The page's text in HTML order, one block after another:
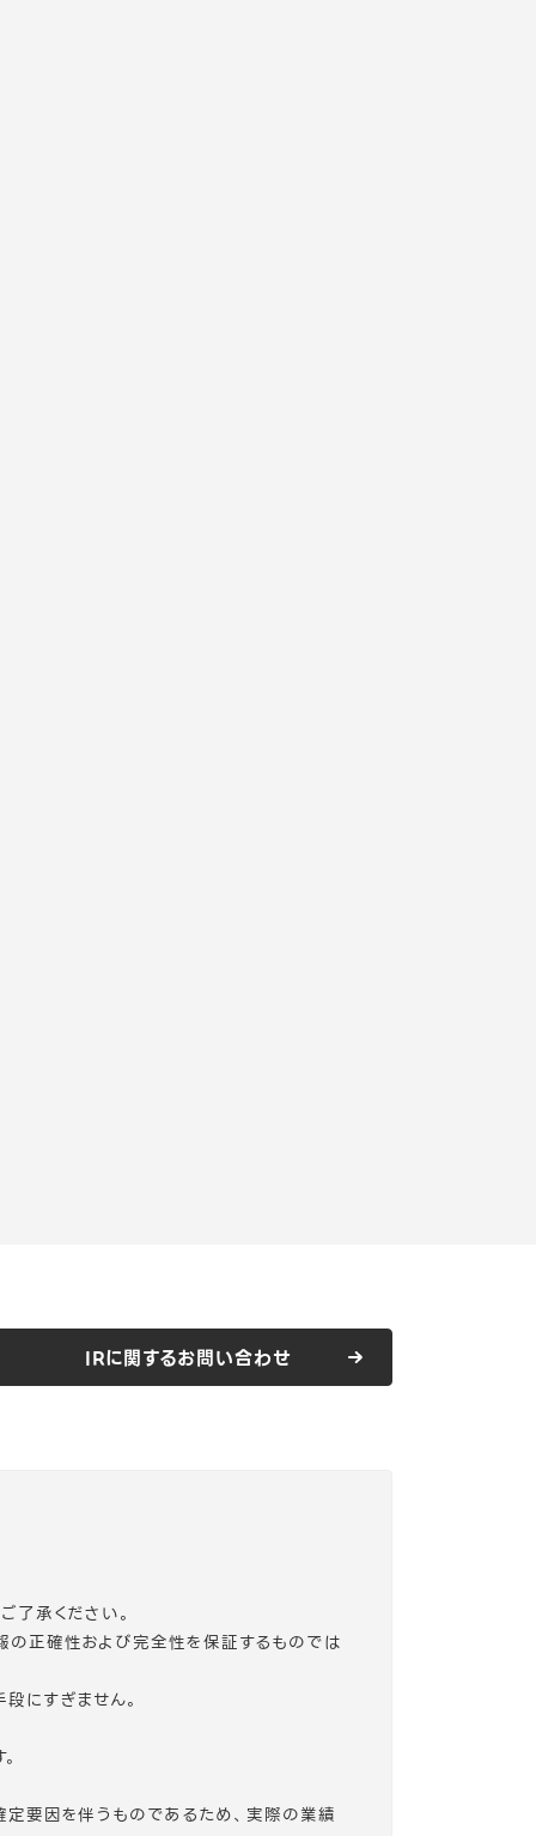
IRに関するお問い合わせ
了承ください。
の正確性および完全性を保証するものでは
にすぎません。
要因を伴うものであるため、実際の業績